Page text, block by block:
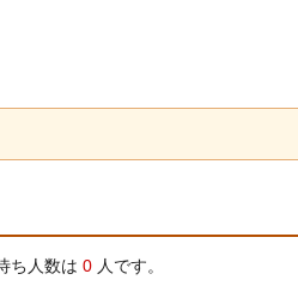
ち人数は 0 人です。